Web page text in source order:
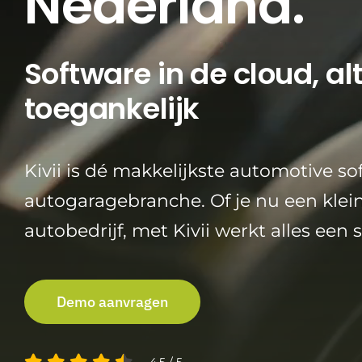
Software in de cloud,
toegankelijk
Kivii is dé makkelijkste automotive
autogaragebranche. Of je nu een
autobedrijf, met Kivii werkt alles een
Demo aanvragen